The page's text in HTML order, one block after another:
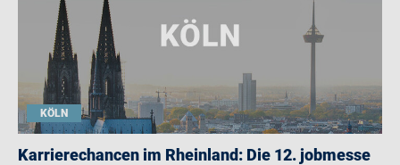
KÖLN
Karrierechancen im Rheinland: Die 12. jobmesse